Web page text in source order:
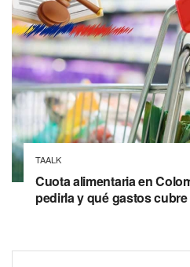
TAALK
Cuota alimentaria en
pedirla y qué gastos cubre